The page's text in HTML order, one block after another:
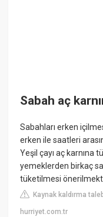
Sabah aç
Sabahları erken
erken ile saatleri
Yeşil çayı aç karnına
yemeklerden birkaç
tüketilmesi
Kaynak kaldırma
hurriyet.com.tr